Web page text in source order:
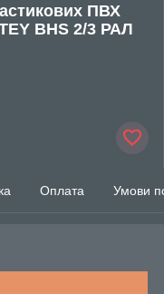
ПВХ
BHS 2/3 РАЛ
Оплата Умови